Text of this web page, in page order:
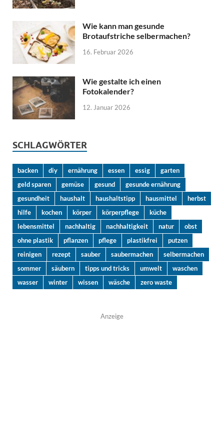
Wie kann man gesunde
Brotaufstriche selbermachen?
16. Februar 2026
Wie gestalte ich einen
Fotokalender?
12. Januar 2026
SCHLAGWÖRTER
backen diy ernährung essen essig
garten
geld sparen
gemüse gesund
gesunde ernährung
gesundheit
haushalt haushaltstipp hausmittel
herbst
hilfe
kochen körper körperpflege
küche
lebensmittel
nachhaltig nachhaltigkeit natur
obst
ohne plastik
pflanzen pflege plastikfrei
putzen
reinigen
rezept sauber saubermachen
selbermachen
sommer
säubern tipps und tricks umwelt
waschen
wasser
winter wissen wäsche zero waste
Anzeige